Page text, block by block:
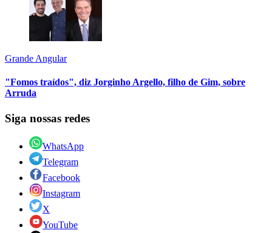
Grande Angular
"Fomos traídos", diz Jorginho Argello, filho de Gim, sobre
Arruda
Siga nossas redes
WhatsApp
Telegram
Facebook
Instagram
X
YouTube